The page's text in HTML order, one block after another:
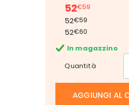
52€59
52€59
52€60
In magazzino
Quantità
AGGIUNGI AL